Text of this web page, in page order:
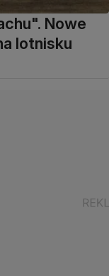
Nowe
lotnisku